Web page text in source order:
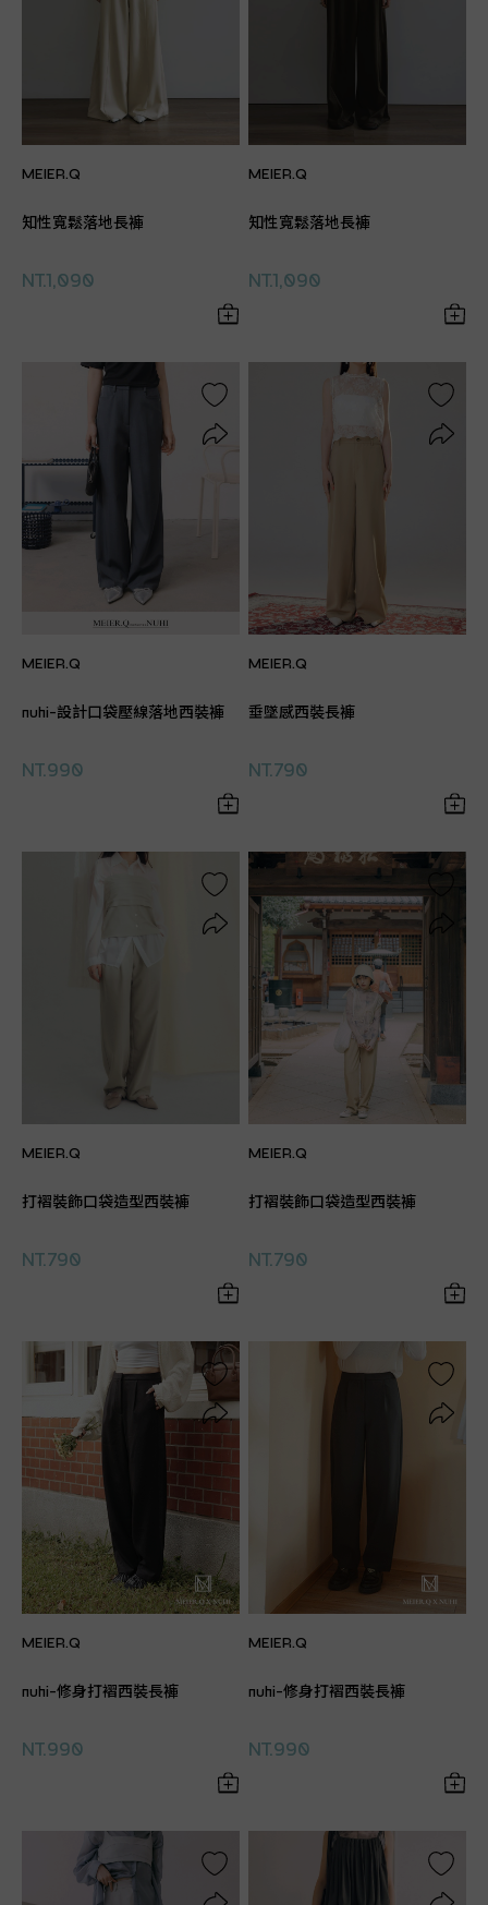
MEIER.Q
知性寬鬆落地長褲
NT.1,090
MEIER.Q
知性寬鬆落地長褲
NT.1,090
MEIER.Q
nuhi-設計口袋壓線落地西裝褲
NT.990
MEIER.Q
垂墜感西裝長褲
NT.790
MEIER.Q
打褶裝飾口袋造型西裝褲
NT.790
MEIER.Q
打褶裝飾口袋造型西裝褲
NT.790
MEIER.Q
nuhi-修身打褶西裝長褲
NT.990
MEIER.Q
nuhi-修身打褶西裝長褲
NT.990